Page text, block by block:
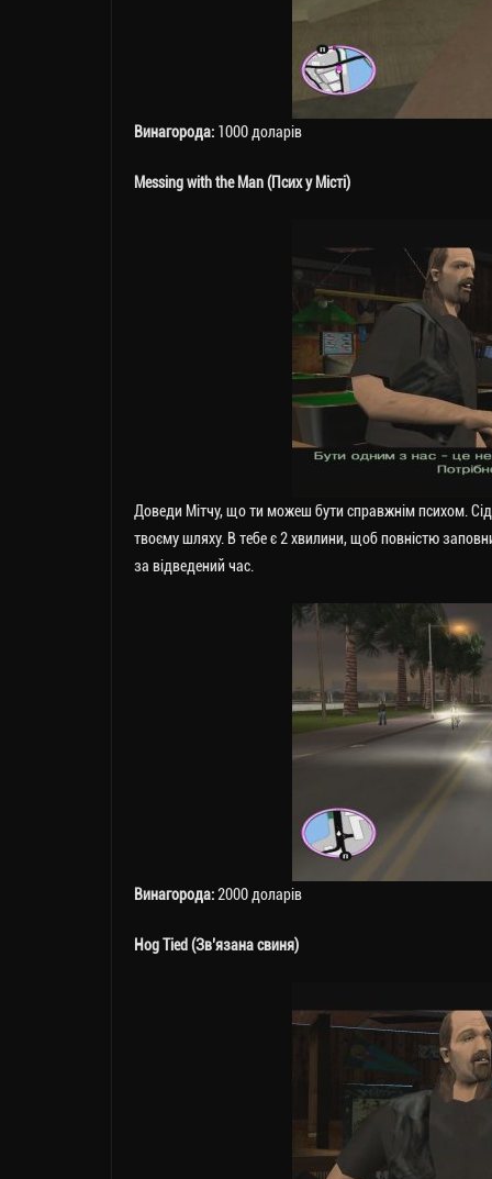
Винагорода: 1000 доларів
Messing with the Man (Псих у Місті)
Доведи Мітчу, що ти можеш бути справжнім психом.
твоєму шляху. В тебе є 2 хвилини, щоб повністю
за відведений час.
Винагорода:2000 доларів
Hog Tied (Зв’язана свиня)